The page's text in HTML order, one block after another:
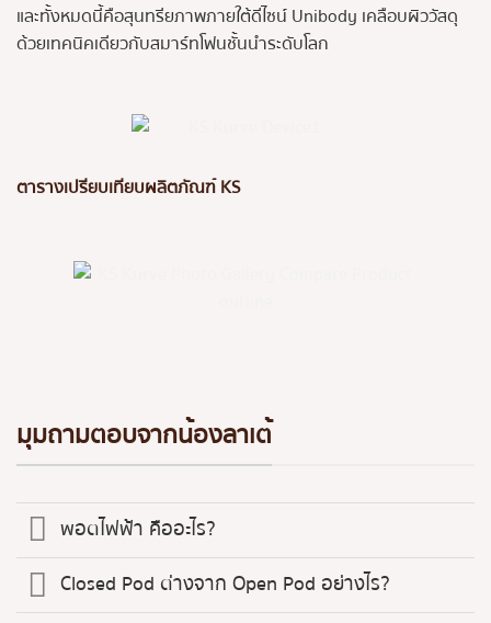
และทั้งหมดนี้คือสุนทรียภาพภายใต้ดีไซน์ Unibody เคลือบผิววัสดุ
ด้วยเทคนิคเดียวกับสมาร์ทโฟนชั้นนำระดับโลก
ตารางเปรียบเทียบผลิตภัณฑ์ KS
มุมถามตอบจากน้องลาเต้
พอตไฟฟ้า คืออะไร?
Closed Pod ต่างจาก Open Pod อย่างไร?